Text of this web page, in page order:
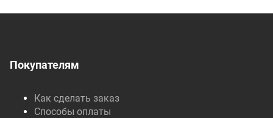
Покупателям
Как сделать заказ
Способы оплаты